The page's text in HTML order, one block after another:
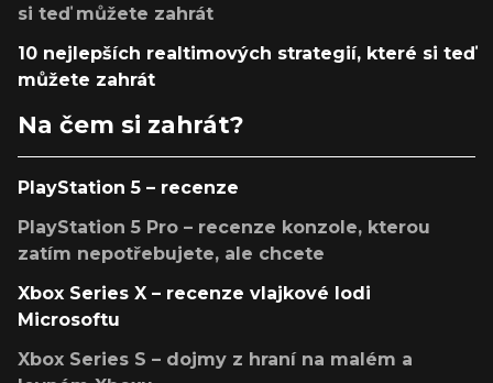
si teď můžete zahrát
10 nejlepších realtimových strategií, které si teď
můžete zahrát
Na čem si zahrát?
PlayStation 5 – recenze
PlayStation 5 Pro – recenze konzole, kterou
zatím nepotřebujete, ale chcete
Xbox Series X – recenze vlajkové lodi
Microsoftu
Xbox Series S – dojmy z hraní na malém a